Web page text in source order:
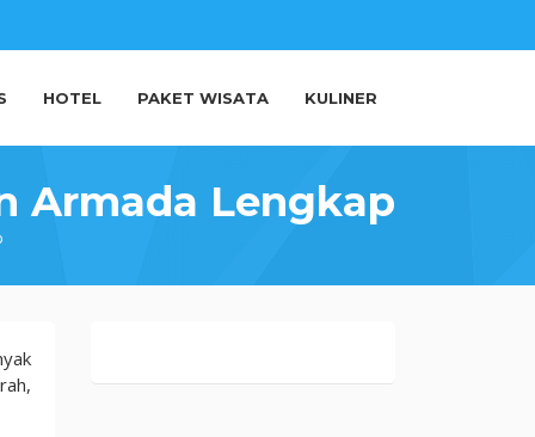
HOTEL PAKET WISATA KULINER
Armada Lengkap